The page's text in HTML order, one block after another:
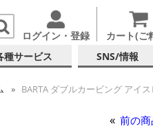
ログイン・登録 カート(ご
種サービス SNS/情報
BARTA ダブルカービング アイス
前の商